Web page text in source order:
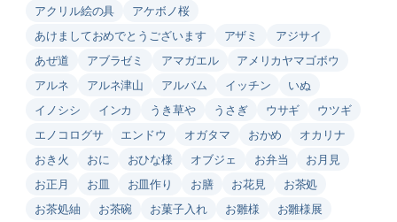
アクリル絵の具
アケボノ桜
あけましておめでとうございます
アザミ
アジサイ
あぜ道
アブラゼミ アマガエル
アメリカヤマゴボウ
アルネ
アルネ津山 アルバム イッチン
いぬ
イノシシ
インカ うき草や うさぎ ウサギ
ウツギ
エノコログサ
エンドウ オガタマ おかめ
オカリナ
おき火
おに おひな様 オブジェ お弁当
お月見
お正月
お皿 お皿作り お膳 お花見
お茶処
お茶処紬
お茶碗 お菓子入れ お雛様
お雛様展